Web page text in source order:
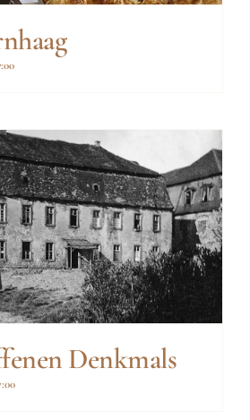
Denkmals